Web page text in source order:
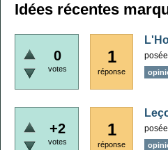
Idées récentes
0
votes
1
réponse
posée
+2
votes
1
réponse
posée